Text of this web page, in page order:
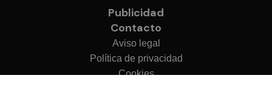
Publicidad
Contacto
Aviso legal
Política de privacidad
Cookies